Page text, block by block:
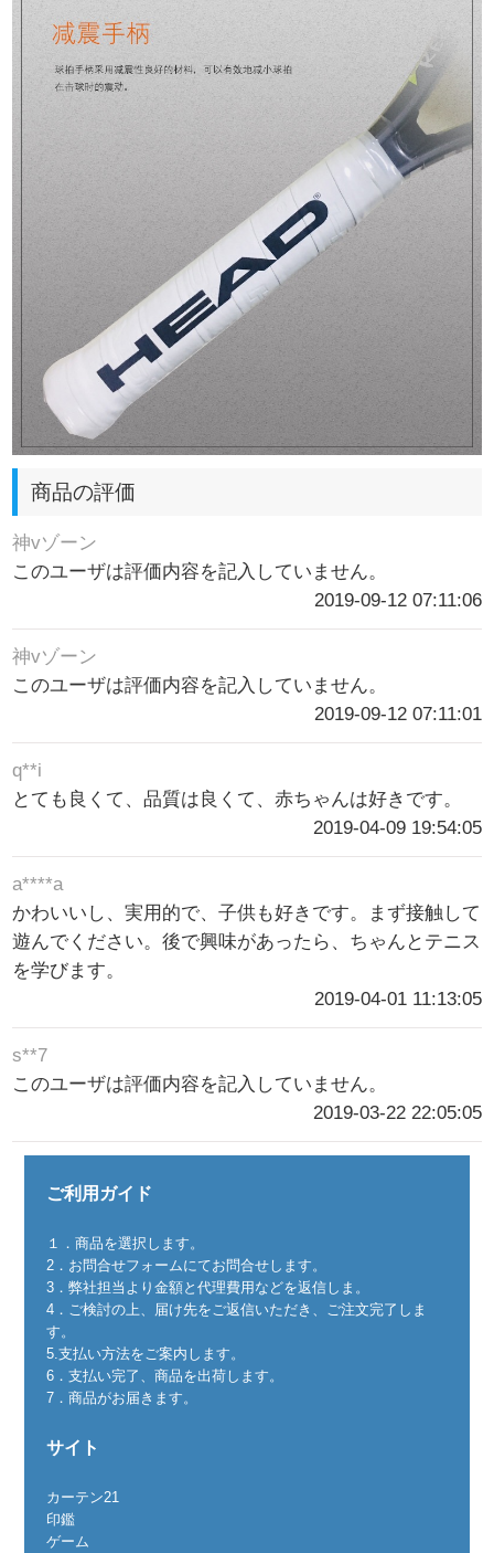
商品の評価
神vゾーン
このユーザは評価内容を記入していません。
2019-09-12 07:11:06
神vゾーン
このユーザは評価内容を記入していません。
2019-09-12 07:11:01
q**i
とても良くて、品質は良くて、赤ちゃんは好きです。
2019-04-09 19:54:05
a****a
かわいいし、実用的で、子供も好きです。まず接触して
遊んでください。後で興味があったら、ちゃんとテニス
を学びます。
2019-04-01 11:13:05
s**7
このユーザは評価内容を記入していません。
2019-03-22 22:05:05
ご利用ガイド
１．商品を選択します。
2．お問合せフォームにてお問合せします。
3．弊社担当より金額と代理費用などを返信しま。
4．ご検討の上、届け先をご返信いただき、ご注文完了しま
す。
5.支払い方法をご案内します。
6．支払い完了、商品を出荷します。
7．商品がお届きます。
サイト
カーテン21
印鑑
ゲーム